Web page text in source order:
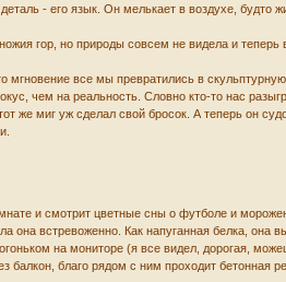
- его язык. Он мелькает в воздухе, будто
гор, но природы совсем не видела и теперь
мгновение все мы превратились в
чем на реальность. Словно кто-то нас
же миг уж сделал свой бросок. А теперь он
и смотрит цветные сны о футболе и
она встревоженно. Как напуганная белка,
на мониторе (я все видел, дорогая,
благо рядом с ним проходит